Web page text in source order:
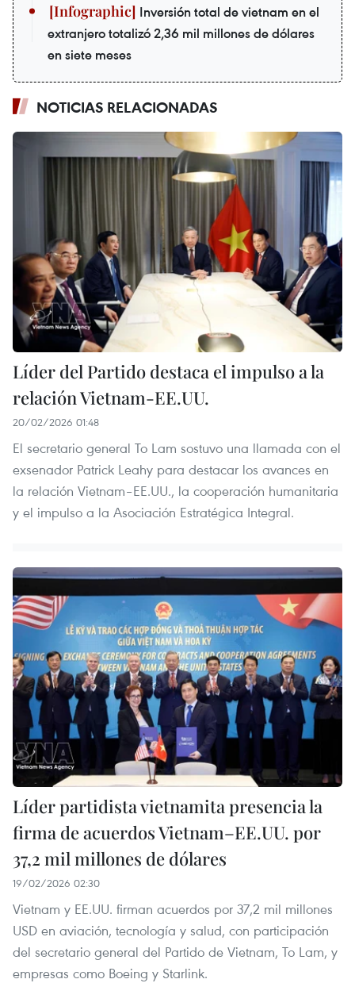
Inversión total de vietnam en el
extranjero totalizó 2,36 mil millones de dólares
en siete meses
NOTICIAS RELACIONADAS
Líder del Partido destaca el impulso a la
relación Vietnam-EE.UU.
20/02/2026 01:48
El secretario general To Lam sostuvo una llamada con el
exsenador Patrick Leahy para destacar los avances en
la relación Vietnam–EE.UU., la cooperación humanitaria
y el impulso a la Asociación Estratégica Integral.
Líder partidista vietnamita presencia la
firma de acuerdos Vietnam–EE.UU. por
37,2 mil millones de dólares
19/02/2026 02:30
Vietnam y EE.UU. firman acuerdos por 37,2 mil millones
USD en aviación, tecnología y salud, con participación
del secretario general del Partido de Vietnam, To Lam, y
empresas como Boeing y Starlink.